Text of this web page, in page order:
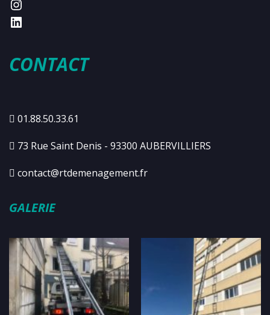
CONTACT
01.88.50.33.61
73 Rue Saint Denis - 93300 AUBERVILLIERS
contact@rtdemenagement.fr
GALERIE